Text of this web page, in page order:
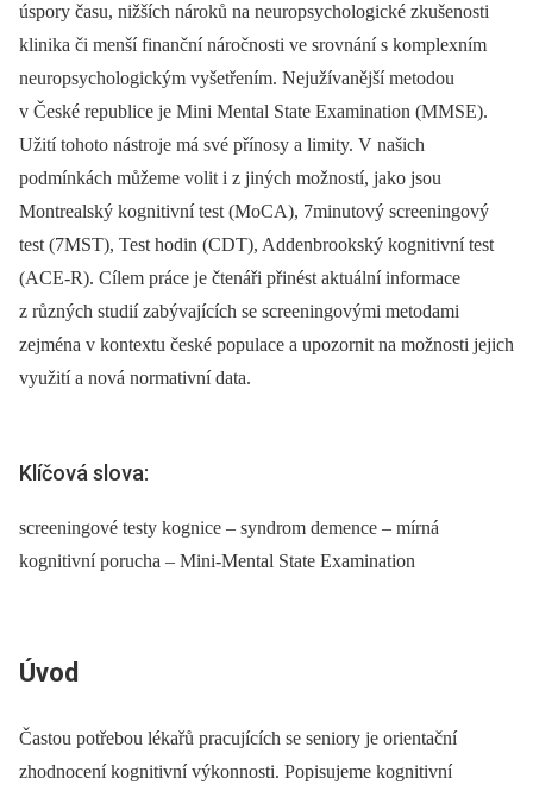
úspory času, nižších nároků na neuropsychologické zkušenosti
klinika či menší finanční náročnosti ve srovnání s komplexním
neuropsychologickým vyšetřením. Nejužívanější metodou
v České republice je Mini Mental State Examination (MMSE).
Užití tohoto nástroje má své přínosy a limity. V našich
podmínkách můžeme volit i z jiných možností, jako jsou
Montrealský kognitivní test (MoCA), 7minutový screeningový
test (7MST), Test hodin (CDT), Addenbrookský kognitivní test
(ACE-R). Cílem práce je čtenáři přinést aktuální informace
z různých studií zabývajících se screeningovými metodami
zejména v kontextu české populace a upozornit na možnosti jejich
využití a nová normativní data.
Klíčová slova:
screeningové testy kognice – syndrom demence – mírná
kognitivní porucha – Mini-Mental State Examination
Úvod
Častou potřebou lékařů pracujících se seniory je orientační
zhodnocení kognitivní výkonnosti. Popisujeme kognitivní